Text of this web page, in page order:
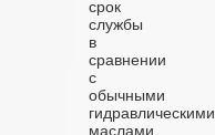
срок
службы
в
сравнении
с
обычными
гидравлическими
маслами.